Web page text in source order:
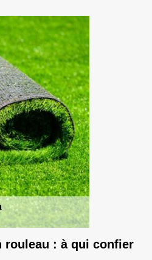
rouleau : à qui confier